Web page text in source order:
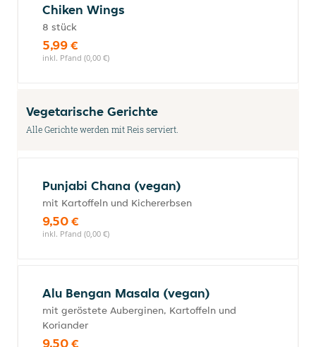
Chiken Wings
8 stück
5,99 €
inkl. Pfand (0,00 €)
Vegetarische Gerichte
Alle Gerichte werden mit Reis serviert.
Punjabi Chana (vegan)
mit Kartoffeln und Kichererbsen
9,50 €
inkl. Pfand (0,00 €)
Alu Bengan Masala (vegan)
mit geröstete Auberginen, Kartoffeln und
Koriander
9,50 €